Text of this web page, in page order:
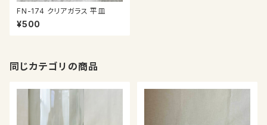
FN-174 クリアガラス 平皿
¥500
同じカテゴリの商品